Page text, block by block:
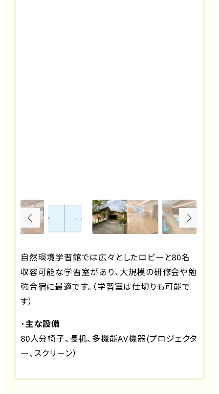
自然環境学習館では広々としたロビーと80名
収容可能な学習室があり、大規模の研修会や勉
強合宿に最適です。（学習室は仕切りも可能で
す）
・主な設備
80人分椅子、長机、多機能AV機器(プロジェクタ
ー、スクリーン）